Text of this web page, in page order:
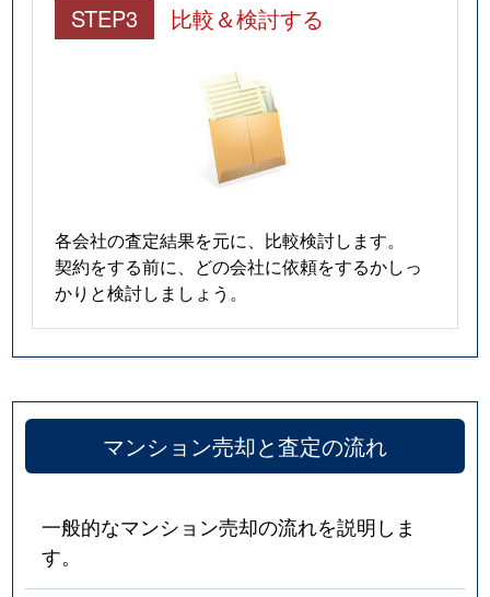
STEP3 比較＆検討する
各会社の査定結果を元に、比較検討します。
契約をする前に、どの会社に依頼をするかしっ
かりと検討しましょう。
マンション売却と査定の流れ
一般的なマンション売却の流れを説明しま
す。